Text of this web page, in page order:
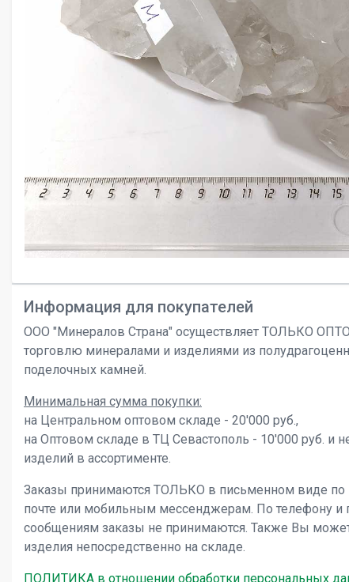
Информация для покупателей
ООО "Минералов Страна" осуществляет ТОЛЬКО
торговлю минералами и изделиями из
поделочных камней.
Минимальная сумма покупки:
на Центральном оптовом складе - 20'000 руб.,
на Оптовом складе в ТЦ Севастополь - 10'000 руб. и
изделий в ассортименте.
Заказы принимаются ТОЛЬКО в письменном виде по
почте или мобильным мессенджерам. По телефону и
сообщениям заказы не принимаются. Также Вы
изделия непосредственно на складе.
ПОЛИТИКА в отношении обработки персональных